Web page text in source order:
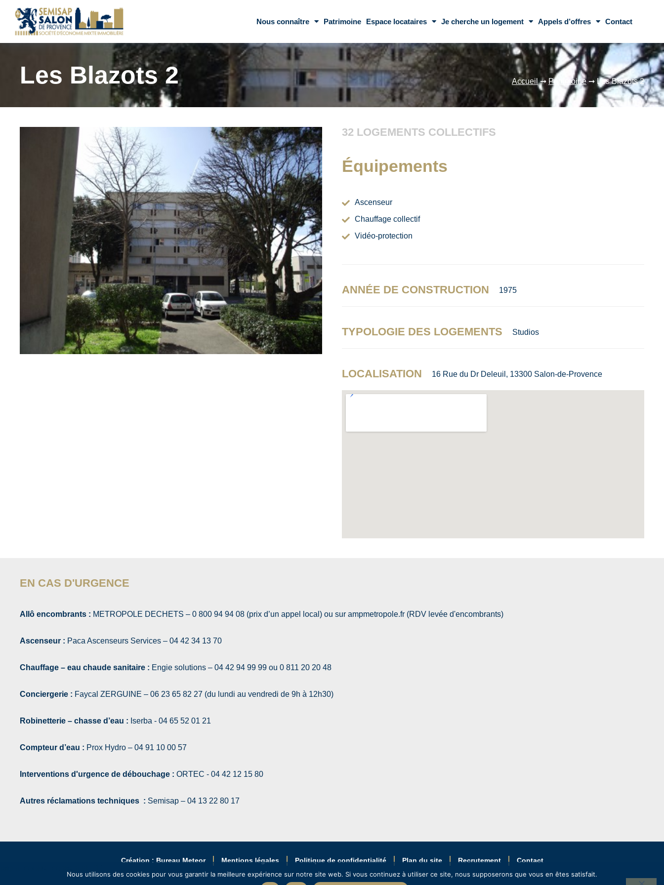
Nous connaître Patrimoine Espace locataires Je cherche un logement Appels d’offres Contact
Les Blazots 2 Accueil➞ Patrimoine➞Les Blazots 2
32 LOGEMENTS COLLECTIFS
Équipements
Ascenseur
Chauffage collectif
Vidéo-protection
ANNÉE DE CONSTRUCTION 1975
TYPOLOGIE DES LOGEMENTS Studios
LOCALISATION 16 Rue du Dr Deleuil, 13300 Salon-de-Provence
EN CAS D'URGENCE
Allô encombrants : METROPOLE DECHETS – 0 800 94 94 08 (prix d’un appel local) ou sur ampmetropole.fr (RDV levée d'encombrants)
Ascenseur : Paca Ascenseurs Services – 04 42 34 13 70
Chauffage – eau chaude sanitaire : Engie solutions – 04 42 94 99 99 ou 0 811 20 20 48
Conciergerie : Faycal ZERGUINE – 06 23 65 82 27 (du lundi au vendredi de 9h à 12h30)
Robinetterie – chasse d’eau : Iserba - 04 65 52 01 21
Compteur d’eau : Prox Hydro – 04 91 10 00 57
Interventions d'urgence de débouchage : ORTEC - 04 42 12 15 80
Autres réclamations techniques : Semisap – 04 13 22 80 17
Création : Bureau Meteor Mentions légales Politique de confidentialité Plan du site Recrutement Contact
Nous utilisons des cookies pour vous garantir la meilleure expérience sur notre site web. Si vous continuez à utiliser ce site, nous supposerons que vous en êtes satisfait.